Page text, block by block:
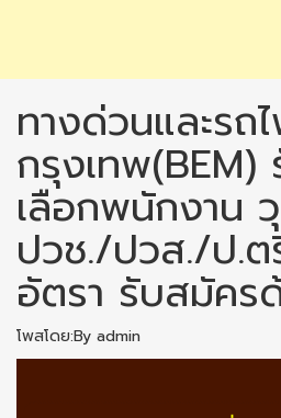
ทางด่วนและรถ
กรุงเทพ
เลือกพนักงาน
ปวช./ปวส./ป.ต
อัตรา รับสมัคร
โพสโดย:By admin